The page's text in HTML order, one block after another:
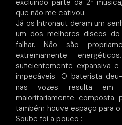
excluindo parte da 2ª
que não me cativou.
Já os Intronaut deram um
um dos melhores discos
falhar. Não são
extremamente
suficientemente expansiva
impecáveis. O baterista
nas vozes resulta
maioritariamente composta
também houve espaço para o
Soube foi a pouco :-